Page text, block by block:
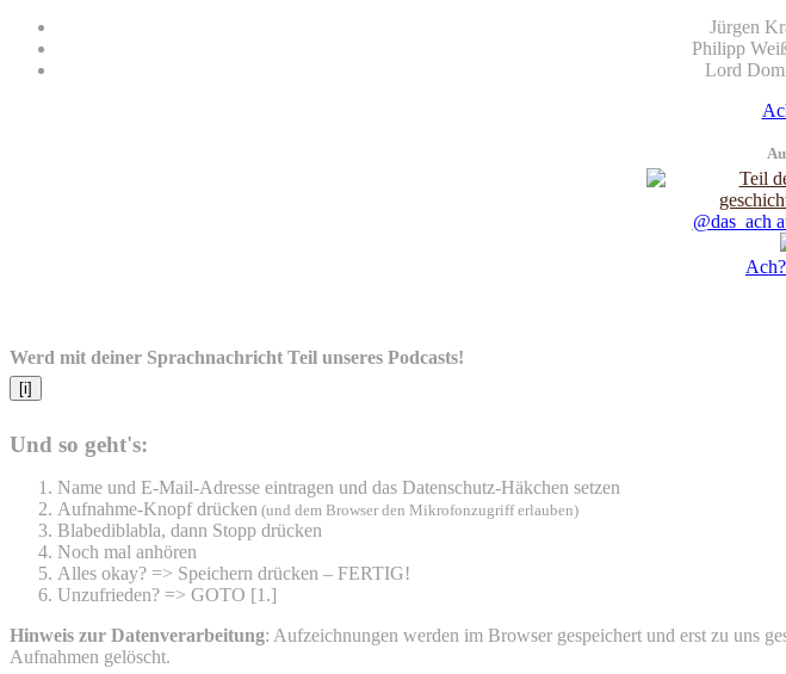
Jürgen
Philipp
Lord
@das_ach
Werd mit deiner Sprachnachricht Teil unseres Podcasts!
[i]
Und so geht's:
Name und E-Mail-Adresse eintragen und das Datenschutz-Häkchen setzen
Aufnahme-Knopf drücken (und dem Browser den Mikrofonzugriff erlauben)
Blabediblabla, dann Stopp drücken
Noch mal anhören
Alles okay? => Speichern drücken – FERTIG!
Unzufrieden? => GOTO [1.]
Hinweis zur Datenverarbeitung: Aufzeichnungen werden im Browser gespeichert und erst zu uns
Aufnahmen gelöscht.